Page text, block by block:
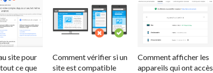
site pour
ce que
Comment vérifier si un
site est compatible
Comment afficher les
appareils qui ont accès